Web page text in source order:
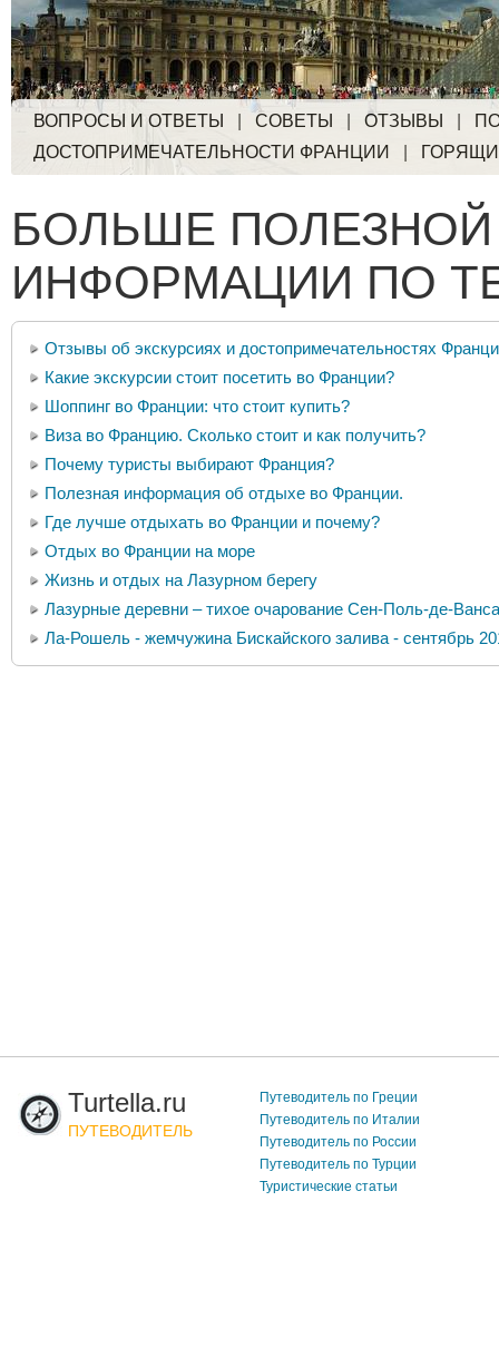
ВОПРОСЫ И ОТВЕТЫ СОВЕТЫ ОТЗЫВЫ
ДОСТОПРИМЕЧАТЕЛЬНОСТИ ФРАНЦИИ
БОЛЬШЕ ПОЛЕЗНОЙ
ИНФОРМАЦИИ ПО
Отзывы об экскурсиях и достопримечательностях
Какие экскурсии стоит посетить во Франции?
Шоппинг во Франции: что стоит купить?
Виза во Францию. Сколько стоит и как получить?
Почему туристы выбирают Франция?
Полезная информация об отдыхе во Франции.
Где лучше отдыхать во Франции и почему?
Отдых во Франции на море
Жизнь и отдых на Лазурном берегу
Лазурные деревни – тихое очарование Сен-Поль-де-Ванса
Ла-Рошель - жемчужина Бискайского залива - сентябрь
Turtella.ru
ПУТЕВОДИТЕЛЬ
Путеводитель по Греции
Путеводитель по Италии
Путеводитель по России
Путеводитель по Турции
Туристические статьи